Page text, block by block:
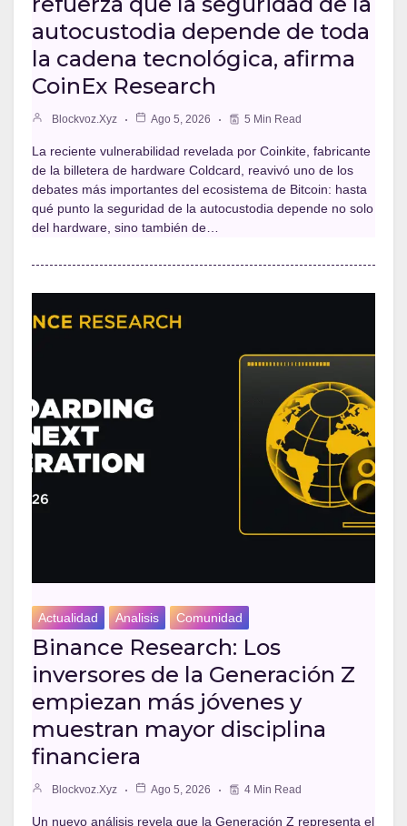
autocustodia depende de toda
la cadena tecnológica, afirma
CoinEx Research
Blockvoz.xyz Ago 5, 2026 5 Min Read
La reciente vulnerabilidad revelada por Coinkite, fabricante
de la billetera de hardware Coldcard, reavivó uno de los
debates más importantes del ecosistema de Bitcoin: hasta
qué punto la seguridad de la autocustodia depende no solo
del hardware, sino también de…
Actualidad Analisis Comunidad
Binance Research: Los
inversores de la Generación Z
empiezan más jóvenes y
muestran mayor disciplina
financiera
Blockvoz.xyz Ago 5, 2026 4 Min Read
Un nuevo análisis revela que la Generación Z representa el